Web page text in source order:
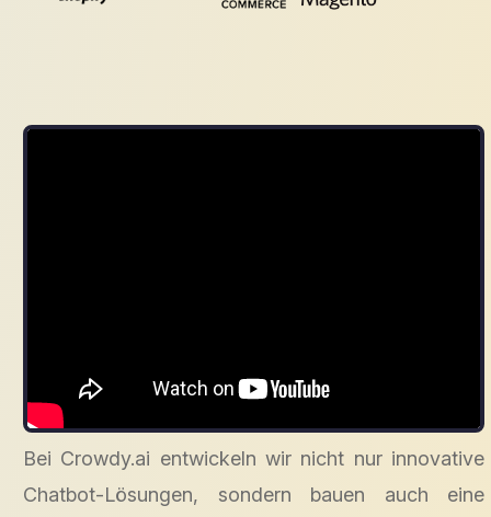
Bei Crowdy.ai entwickeln wir nicht nur innovative
Chatbot-Lösungen, sondern bauen auch eine